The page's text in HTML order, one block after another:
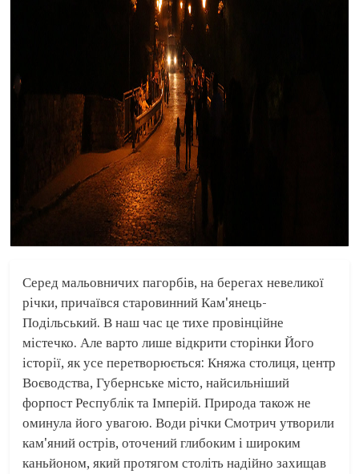
Серед мальовничих пагорбів, на берегах невеликої
річки, причаївся старовинний Кам'янець-
Подільський. В наш час це тихе провінційне
містечко. Але варто лише відкрити сторінки Його
історії, як усе перетворюється: Княжа столиця, центр
Воєводства, Губернське місто, найсильніший
форпост Республік та Імперій. Природа також не
оминула його увагою. Води річки Смотрич утворили
кам'яний острів, оточений глибоким і широким
каньйоном, який протягом століть надійно захищав